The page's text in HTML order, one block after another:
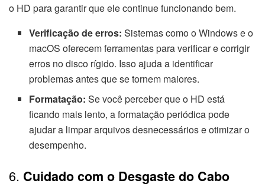
o HD para garantir que ele continue funcionando bem.
Verificação de erros: Sistemas como o Windows e o
macOS oferecem ferramentas para verificar e corrigir
erros no disco rígido. Isso ajuda a identificar
problemas antes que se tornem maiores.
Formatação: Se você perceber que o HD está
ficando mais lento, a formatação periódica pode
ajudar a limpar arquivos desnecessários e otimizar o
desempenho.
6. Cuidado com o Desgaste do Cabo